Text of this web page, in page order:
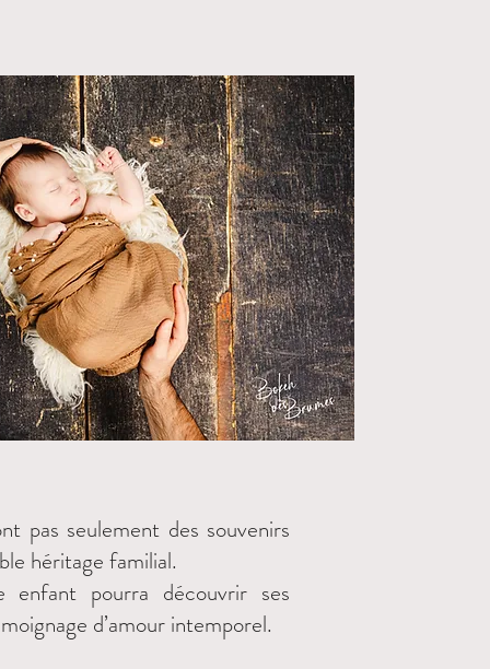
pas seulement des souvenirs
héritage familial.
enfant pourra découvrir ses
d’amour intemporel.